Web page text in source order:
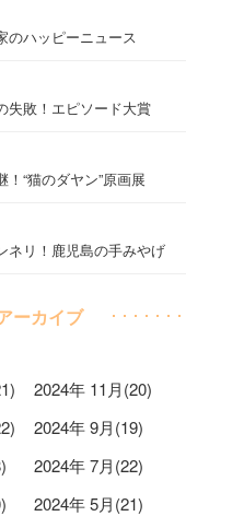
のハッピーニュース
失敗！エピソード大賞
“猫のダヤン”原画展
ネリ！鹿児島の手みやげ
ーカイブ
2024年 11月(20)
2024年 9月(19)
2024年 7月(22)
2024年 5月(21)